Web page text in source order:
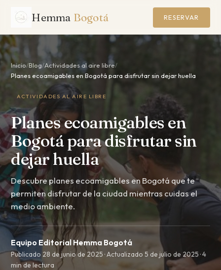
Hemma Bogotá RESERVAR
Inicio/Blog/Actividades al aire libre/
Planes ecoamigables en Bogotá para disfrutar sin dejar huella
ACTIVIDADES AL AIRE LIBRE
Planes ecoamigables en
Bogotá para disfrutar sin
dejar huella
Descubre planes ecoamigables en Bogotá que te
permiten disfrutar de la ciudad mientras cuidas el
medio ambiente.
Equipo Editorial Hemma Bogotá
Publicado 28 de junio de 2025 · Actualizado 5 de julio de 2025 · 4
min de lectura